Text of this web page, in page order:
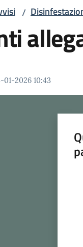
/
01-2026 10:43